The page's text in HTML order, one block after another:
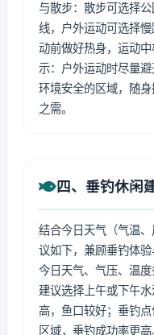
与散步：散步可选择
线，户外运动可选择
动前做好热身，运动
示：户外运动时尽量避
环境安全的区域，随
之需。
四、垂钓休闲
结合今日天气（气温
议如下，兼顾垂钓体验
今日天气、气压、温度
建议选择上午或下午
高，鱼口较好；垂钓
区域，垂钓成功率更